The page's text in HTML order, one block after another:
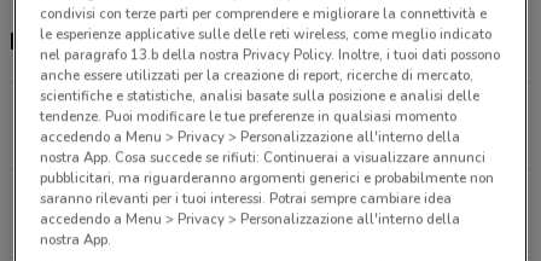
Negozi ENERCOM a Brugherio
Via Matteotti, 2 Paullo
16.8 km
APERTO
Via Roma, 60 Saronno
21.7 km
APERTO
condivisi con terze parti per comprendere e migliorare la connettività e
le esperienze applicative sulle delle reti wireless, come meglio indicato
nel paragrafo 13.b della nostra Privacy Policy. Inoltre, i tuoi dati possono
anche essere utilizzati per la creazione di report, ricerche di mercato,
scientifiche e statistiche, analisi basate sulla posizione e analisi delle
tendenze. Puoi modificare le tue preferenze in qualsiasi momento
accedendo a Menu > Privacy > Personalizzazione all'interno della
nostra App. Cosa succede se rifiuti: Continuerai a visualizzare annunci
pubblicitari, ma riguarderanno argomenti generici e probabilmente non
saranno rilevanti per i tuoi interessi. Potrai sempre cambiare idea
accedendo a Menu > Privacy > Personalizzazione all'interno della
nostra App.